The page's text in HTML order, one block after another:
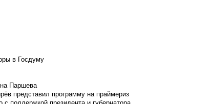
в Госдуму
Паршева
представил программу на праймериз